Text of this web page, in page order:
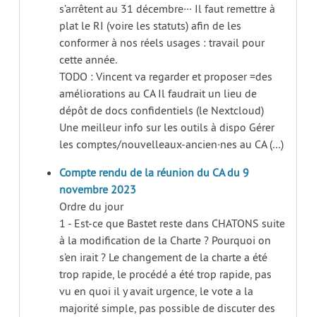
s’arrêtent au 31 décembre··· Il faut remettre à
plat le RI (voire les statuts) afin de les
conformer à nos réels usages : travail pour
cette année.
TODO : Vincent va regarder et proposer =des
améliorations au CA Il faudrait un lieu de
dépôt de docs confidentiels (le Nextcloud)
Une meilleur info sur les outils à dispo Gérer
les comptes/nouvelleaux-ancien·nes au CA (…)
Compte rendu de la réunion du CA du 9
novembre 2023
Ordre du jour
1 - Est-ce que Bastet reste dans CHATONS suite
à la modification de la Charte ? Pourquoi on
s’en irait ? Le changement de la charte a été
trop rapide, le procédé a été trop rapide, pas
vu en quoi il y avait urgence, le vote a la
majorité simple, pas possible de discuter des